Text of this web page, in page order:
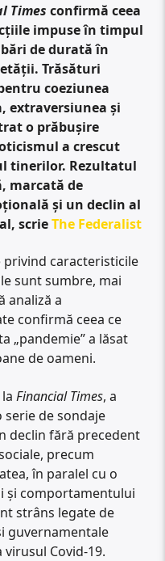
Times confirmă ceea
impuse în timpul
de durată în
Trăsături
coeziunea
extraversiunea și
o prăbușire
a crescut
tinerilor. Rezultatul
marcată de
și un declin al
scrieThe Federalist
privind caracteristicile
sunt sumbre, mai
analiză a
confirmă ceea ce
„pandemie” a lăsat
de oameni.
laFinancial Times, a
de sondaje
declin fără precedent
precum
în paralel cu o
și comportamentului
strâns legate de
guvernamentale
Covid-19.